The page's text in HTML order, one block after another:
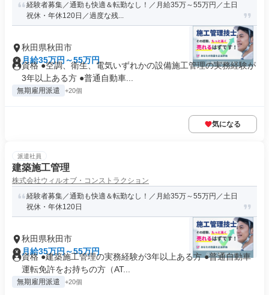
経験者募集／通勤も快適＆転勤なし！／月給35万～55万円／土日
祝休・年休120日／過度な残...
秋田県秋田市
月給35万円～55万円
資格 ●空調、衛生、電気いずれかの設備施工管理の実務経験が
3年以上ある方 ●普通自動車...
無期雇用派遣 +20個
気になる
派遣社員
建築施工管理
株式会社ウィルオブ・コンストラクション
経験者募集／通勤も快適＆転勤なし！／月給35万～55万円／土日
祝休・年休120日
秋田県秋田市
月給35万円～55万円
資格 ●建築施工管理の実務経験が3年以上ある方 ●普通自動車
運転免許をお持ちの方（AT...
無期雇用派遣 +20個